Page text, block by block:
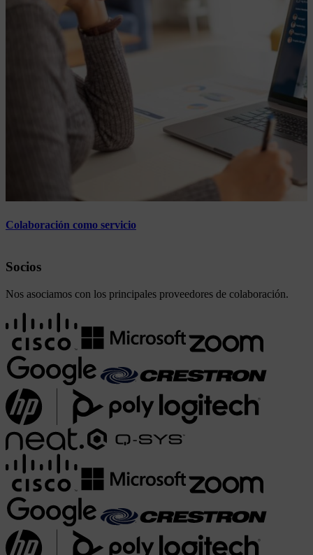
Colaboración como servicio
Socios
Nos asociamos con los principales proveedores de colaboración.